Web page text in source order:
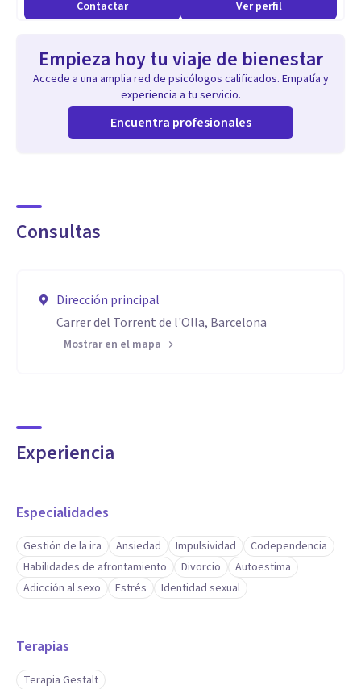
empoderamiento y desarrollo personal.
Aptitudes
▪︎Licenciada en Psicología. UB. 2002
▪︎Postgrado en Sexología Clínica. IESP/UdG. 2023
▪︎Curso universitario de especialización en dependencia
Centro GRAT. 2023
▪︎Formación en Facilitación Sistémica. Arise Culture &
▪︎Formación en Coaching Ejecutivo. ICF. 2012
▪︎Master Practitioner en PNL. AEPNL. 2012
Contactar Ver perfil
Empieza hoy tu viaje de bienestar
Accede a una amplia red de psicólogos calificados. Empatía y
experiencia a tu servicio.
Encuentra profesionales
Consultas
Dirección principal
Carrer del Torrent de l'Olla, Barcelona
Mostrar en el mapa
Experiencia
Especialidades
Gestión de la ira Ansiedad Impulsividad
Codependencia
Habilidades de afrontamiento
Divorcio
Autoestima
Adicción al sexo
Estrés Identidad sexual
Terapias
Terapia Gestalt